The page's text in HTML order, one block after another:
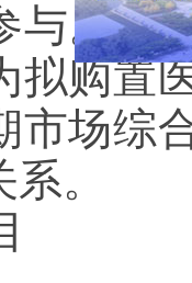
与。请
拟购置
市场综
。